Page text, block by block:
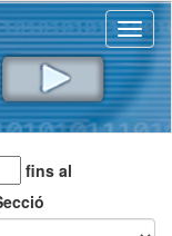
fins al